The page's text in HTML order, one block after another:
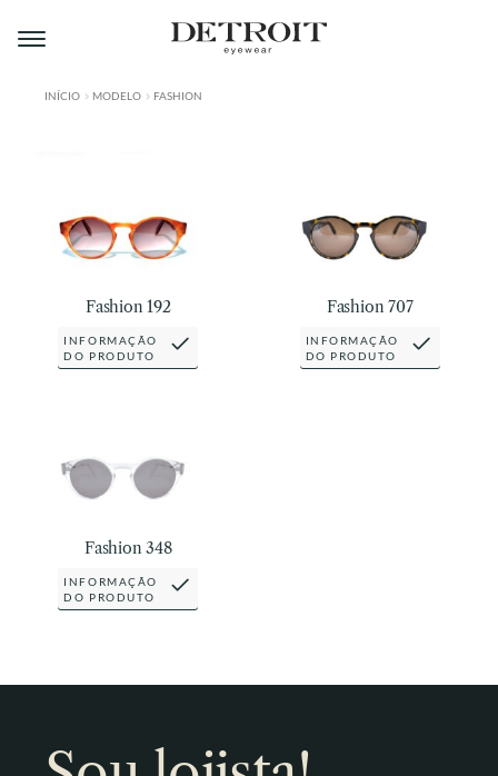
Pular
para
Pular
para
A MONTMARTRE
CONTATO
INÍCIO MODELO FASHION
Fashion 192
INFORMAÇÃO
DO PRODUTO
Fashion 707
INFORMAÇÃO
DO PRODUTO
Fashion 348
INFORMAÇÃO
DO PRODUTO